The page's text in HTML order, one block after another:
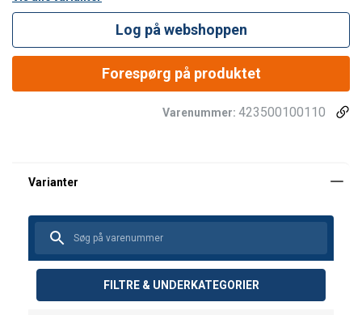
Log på webshoppen
Forespørg på produktet
Varenummer: 423500100110
FILTRE & UNDERKATEGORIER